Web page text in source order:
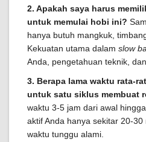
2. Apakah saya harus
untuk memulai hobi ini?
hanya butuh mangkuk,
Kekuatan utama dalam slow
Anda, pengetahuan teknik, dan
3. Berapa lama waktu rata-
untuk satu siklus membuat
waktu 3-5 jam dari awal
aktif Anda hanya sekitar 20-
waktu tunggu alami.